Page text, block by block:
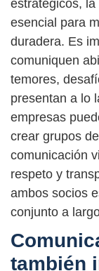
estratégicos,
esencial para
duradera. Es
comuniquen
temores,
presentan a lo
empresas
crear grupos
comunicación
respeto y
ambos socios
conjunto a
también